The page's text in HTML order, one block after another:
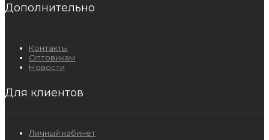
Дополнительно
Контакты
Оптовикам
Новости
Для клиентов
Личный кабинет